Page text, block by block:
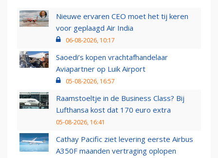
Nieuwe ervaren CEO moet het tij keren
voor geplaagd Air India
06-08-2026, 10:17
Saoedi’s kopen vrachtafhandelaar
Aviapartner op Luik Airport
05-08-2026, 16:57
Raamstoeltje in de Business Class? Bij
Lufthansa kost dat 170 euro extra
05-08-2026, 16:41
Cathay Pacific ziet levering eerste Airbus
A350F maanden vertraging oplopen